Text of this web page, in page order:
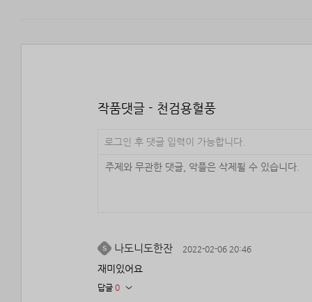
작품댓글 - 천검용혈풍
로그인 후 댓글 입력이 가능합니다.
나도니도한잔 2022-02-06 20:46
재미있어요
답글 0